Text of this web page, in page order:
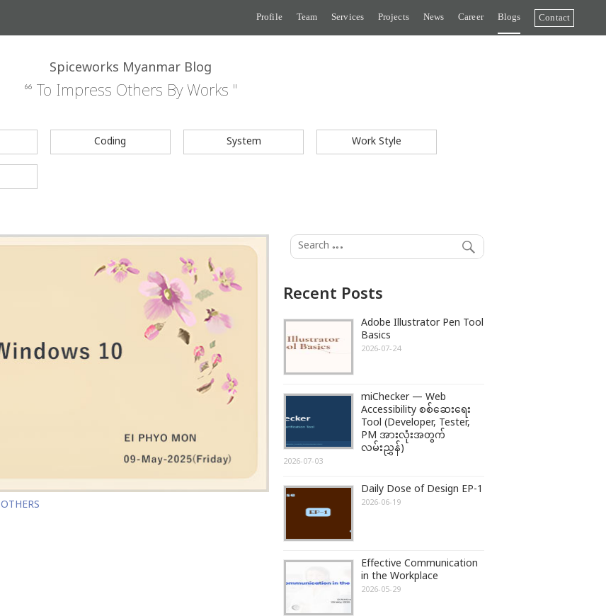
Profile Team Services Projects News Career Blogs Contact
Spiceworks Myanmar Blog
“ To Impress Others By Works "
Coding System
Work Style
OTHERS
Recent Posts
Adobe Illustrator Pen Tool
Basics
2026-07-24
miChecker — Web
Accessibility စစ်ဆေးရေး
Tool (Developer, Tester,
PM အားလုံးအတွက်
လမ်းညွှန်)
2026-07-03
Daily Dose of Design EP-1
2026-06-19
Effective Communication
in the Workplace
2026-05-29